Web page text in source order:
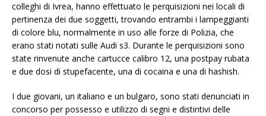
colleghi di Ivrea, hanno effettuato le perquisizioni nei locali di
pertinenza dei due soggetti, trovando entrambi i lampeggianti
di colore blu, normalmente in uso alle forze di Polizia, che
erano stati notati sulle Audi s3. Durante le perquisizioni sono
state rinvenute anche cartucce calibro 12, una postpay rubata
e due dosi di stupefacente, una di cocaina e una di hashish.
I due giovani, un italiano e un bulgaro, sono stati denunciati in
concorso per possesso e utilizzo di segni e distintivi delle